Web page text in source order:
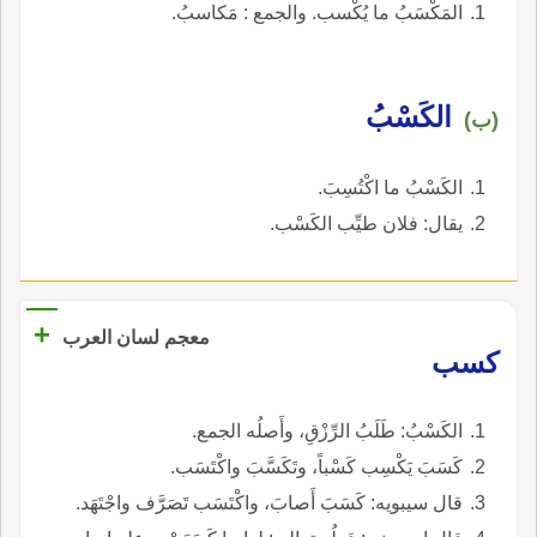
المَكْسَبُ ما يُكْسب. والجمع : مَكاسبُ.
(ب) الكَسْبُ
الكَسْبُ ما اكْتُسِبَ.
يقال: فلان طيِّب الكَسْب.
معجم لسان العرب
+
كسب
الكَسْبُ: طَلَبُ الرِّزْقِ، وأَصلُه الجمع.
كَسَبَ يَكْسِب كَسْباً، وتَكَسَّبَ واكْتَسَب.
قال سيبويه: كَسَبَ أَصابَ، واكْتَسَب تَصَرَّف واجْتَهَد.